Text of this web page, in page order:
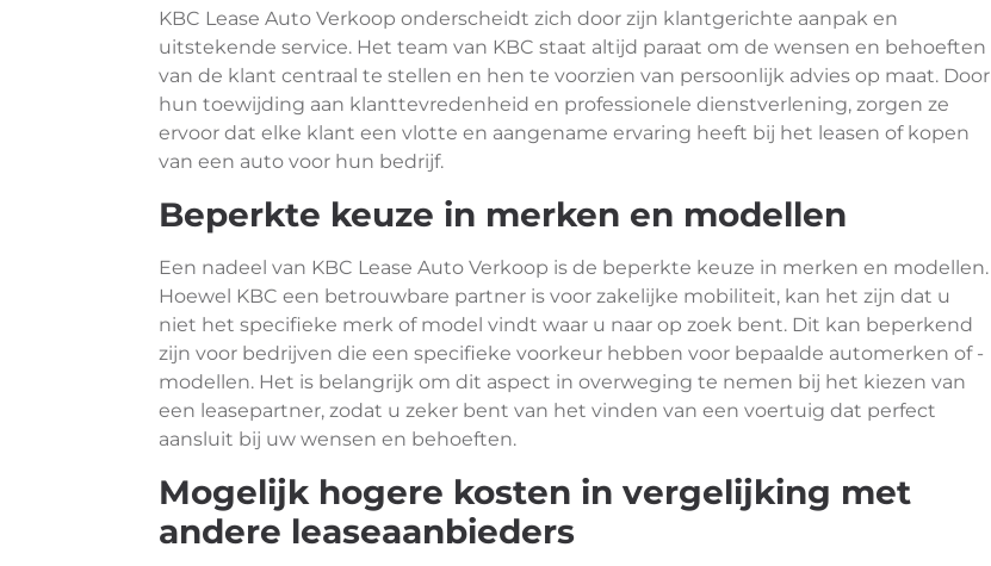
KBC Lease Auto Verkoop onderscheidt zich door zijn klantgerichte aanpak en
uitstekende service. Het team van KBC staat altijd paraat om de wensen en behoeften
van de klant centraal te stellen en hen te voorzien van persoonlijk advies op maat. Door
hun toewijding aan klanttevredenheid en professionele dienstverlening, zorgen ze
ervoor dat elke klant een vlotte en aangename ervaring heeft bij het leasen of kopen
van een auto voor hun bedrijf.
Beperkte keuze in merken en modellen
Een nadeel van KBC Lease Auto Verkoop is de beperkte keuze in merken en modellen.
Hoewel KBC een betrouwbare partner is voor zakelijke mobiliteit, kan het zijn dat u
niet het specifieke merk of model vindt waar u naar op zoek bent. Dit kan beperkend
zijn voor bedrijven die een specifieke voorkeur hebben voor bepaalde automerken of -
modellen. Het is belangrijk om dit aspect in overweging te nemen bij het kiezen van
een leasepartner, zodat u zeker bent van het vinden van een voertuig dat perfect
aansluit bij uw wensen en behoeften.
Mogelijk hogere kosten in vergelijking met
andere leaseaanbieders